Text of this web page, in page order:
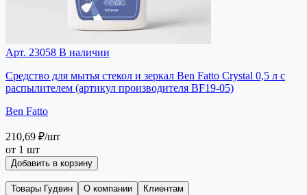
Арт. 23058 В наличии
Средство для мытья стекол и зеркал Ben Fatto Crystal 0,5 л с
распылителем (артикул производителя BF19-05)
Ben Fatto
210,69 ₽/шт
от 1 шт
Добавить в корзину
Товары Гудвин О компании Клиентам